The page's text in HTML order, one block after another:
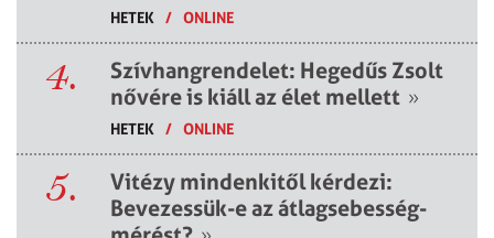
HETEK / ONLINE
4.
Szívhangrendelet: Hegedűs Zsolt
nővére is kiáll az élet mellett »
HETEK / ONLINE
5.
Vitézy mindenkitől kérdezi:
Bevezessük-e az átlagsebesség-